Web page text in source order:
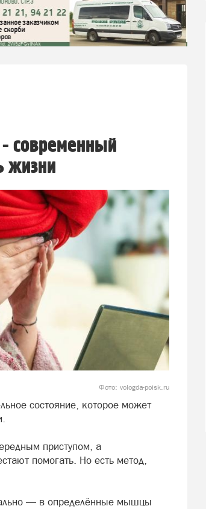
современный
жизни
Фото: vologda-poisk.ru
состояние, которое может
приступом, а
помогать. Но есть метод,
— в определённые мышцы